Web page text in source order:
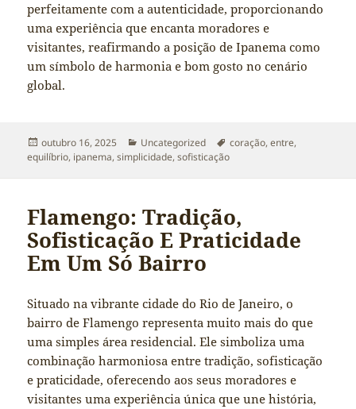
perfeitamente com a autenticidade, proporcionando
uma experiência que encanta moradores e
visitantes, reafirmando a posição de Ipanema como
um símbolo de harmonia e bom gosto no cenário
global.
Publicado
em
outubro 16, 2025 Categorias
Uncategorized Tags
coração,entre,
equilíbrio, ipanema,simplicidade,sofisticação
Flamengo: Tradição,
Sofisticação E Praticidade
Em Um Só Bairro
Situado na vibrante cidade do Rio de Janeiro, o
bairro de Flamengo representa muito mais do que
uma simples área residencial. Ele simboliza uma
combinação harmoniosa entre tradição, sofisticação
e praticidade, oferecendo aos seus moradores e
visitantes uma experiência única que une história,